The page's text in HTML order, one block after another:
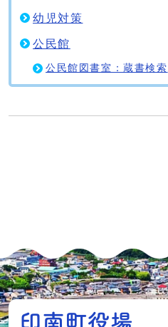
幼児対策
公民館
公民館図書室：蔵書検索